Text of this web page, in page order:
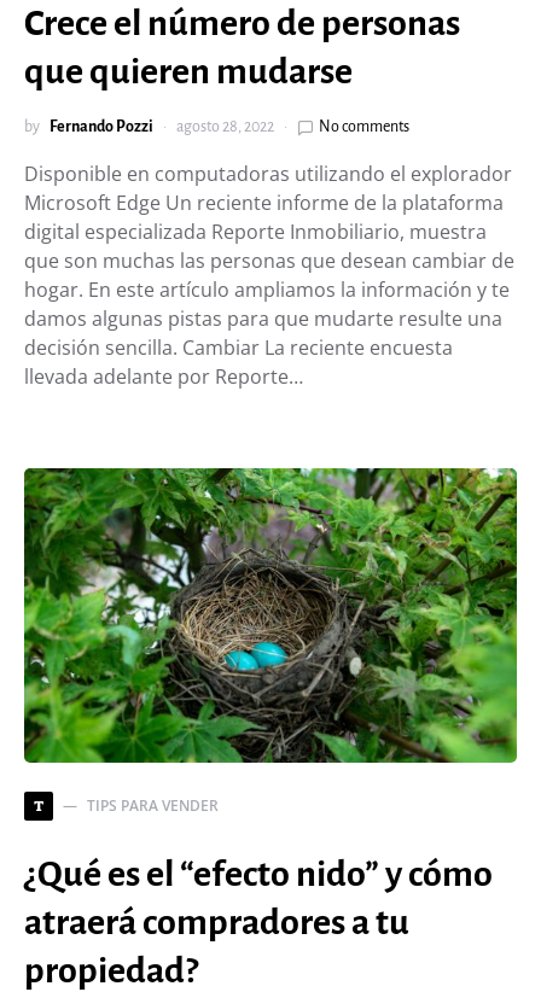
Crece el número de personas
que quieren mudarse
by Fernando Pozzi agosto 28, 2022 No comments
Disponible en computadoras utilizando el explorador
Microsoft Edge Un reciente informe de la plataforma
digital especializada Reporte Inmobiliario, muestra
que son muchas las personas que desean cambiar de
hogar. En este artículo ampliamos la información y te
damos algunas pistas para que mudarte resulte una
decisión sencilla. Cambiar La reciente encuesta
llevada adelante por Reporte…
T TIPS PARA VENDER
¿Qué es el “efecto nido” y cómo
atraerá compradores a tu
propiedad?